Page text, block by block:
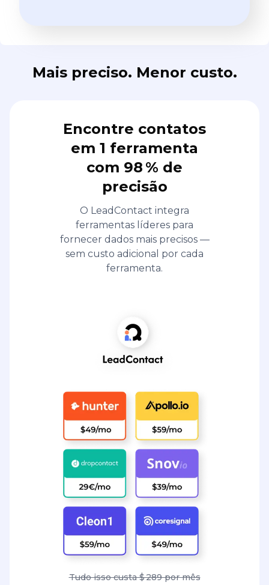
Mais preciso. Menor custo.
Encontre contatos
em 1 ferramenta
com 98 % de
precisão
O LeadContact integra
ferramentas líderes para
fornecer dados mais precisos —
sem custo adicional por cada
ferramenta.
Tudo isso custa $ 289 por mês